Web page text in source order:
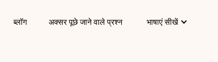
ब्लॉग अक्सर पूछे जाने वाले प्रश्न भाषाएं सीखें